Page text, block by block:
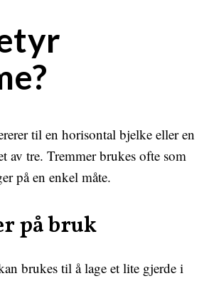
til en horisontal bjelke eller en
av tre. Tremmer brukes ofte som
på en enkel måte.
på bruk
brukes til å lage et lite gjerde i